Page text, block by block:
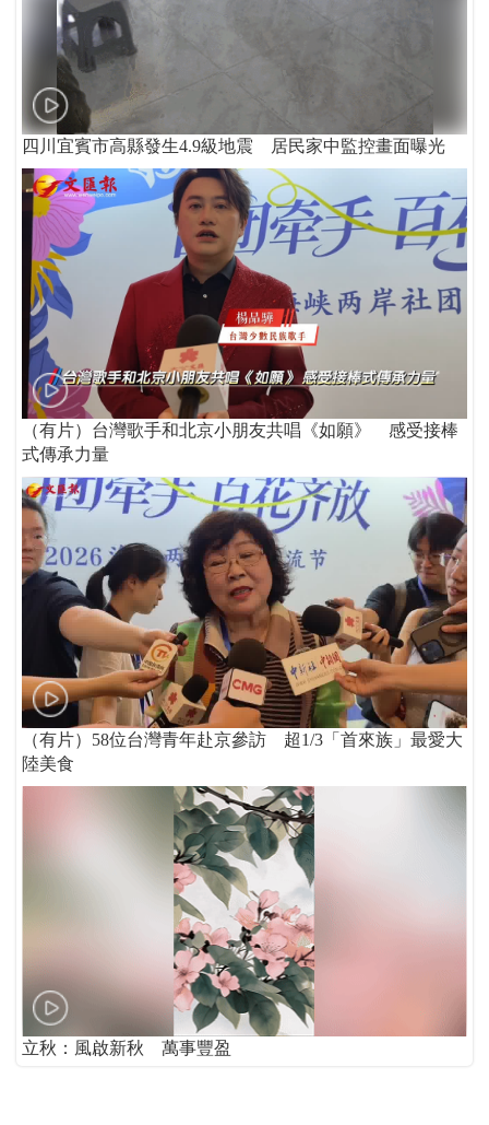
四川宜賓市高縣發生4.9級地震 居民家中監控畫面曝光
（有片）台灣歌手和北京小朋友共唱《如願》 感受接棒
式傳承力量
（有片）58位台灣青年赴京參訪 超1/3「首來族」最愛大
陸美食
立秋：風啟新秋 萬事豐盈